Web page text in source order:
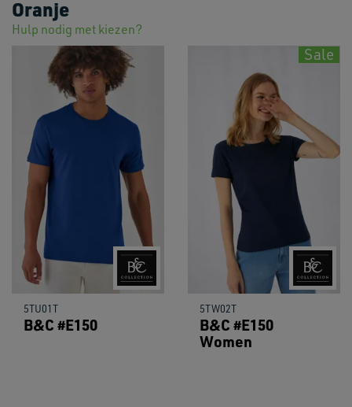
Oranje
Hulp nodig met kiezen?
5TU01T
B&C #E150
Sale
5TW02T
B&C #E150
Women